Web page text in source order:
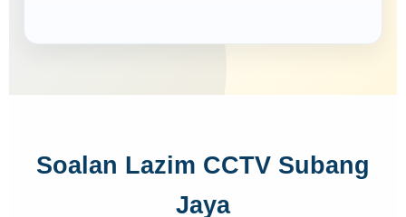
Soalan Lazim CCTV Subang
Jaya